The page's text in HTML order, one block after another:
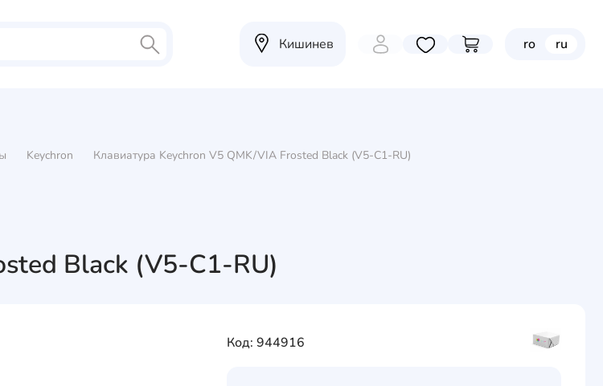
Кишинев Избранные товары
Перейти в корзину
ro ru
Keychron Клавиатура Keychron V5 QMK/VIA Frosted Black (V5-C1-RU)
Black (V5-C1-RU)
Код: 944916